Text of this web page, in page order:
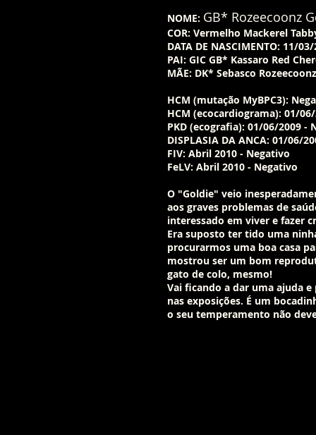
NOME: GB* Rozeecoonz
COR: Vermelho Mackerel
DATA DE NASCIMENTO: 11/
PAI: GIC GB* Kassaro Red
MÃE: DK* Sebasco
HCM (mutação MyBPC3):
HCM (ecocardiograma): 01/
PKD (ecografia): 01/06/2009 -
DISPLASIA DA ANCA: 01/06/
FIV: Abril 2010 - Negativo
FeLV: Abril 2010 - Negativo
O "Goldie" veio
aos graves problemas de
interessado em viver e fazer
Era suposto ter tido uma
procurarmos uma boa casa
mostrou ser um bom
gato de colo, mesmo!
Vai ficando a dar uma ajuda
nas exposições. É um
o seu temperamento não